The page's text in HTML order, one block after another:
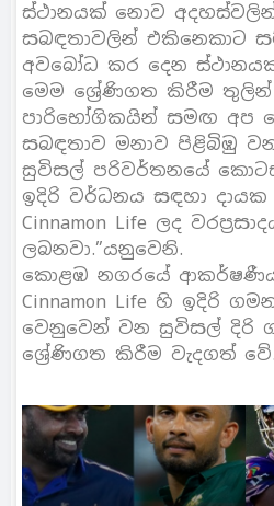
ස්ථානයක් නොව
සබඳතාවලින් එකිනෙකාට
අවබෝධ කර දෙන
මෙම ශ්‍රේණිගත කිරීම
පාරිභෝගිකයින් සමඟ අප
සබඳතාව මනාව පිළිබිඹු
සුවිසල් පරිවර්තනයේ
ඉදිරි වර්ධනය සඳහා
Cinnamon Life ලද
ලබනවා.”යනුවෙනි.
කොළඹ නගරයේ
Cinnamon Life හි ඉදිරි
වෙනුවෙන් වන සුවිසල් දිරි
ශ්‍රේණිගත කිරීම වැදගත් වේ.